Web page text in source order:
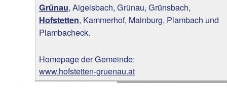
Grünau, Aigelsbach, Grünau, Grünsbach,
Hofstetten, Kammerhof, Mainburg, Plambach und
Plambacheck.
Homepage der Gemeinde:
www.hofstetten-gruenau.at